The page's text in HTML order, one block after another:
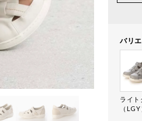
バリ
ライト
（LGY